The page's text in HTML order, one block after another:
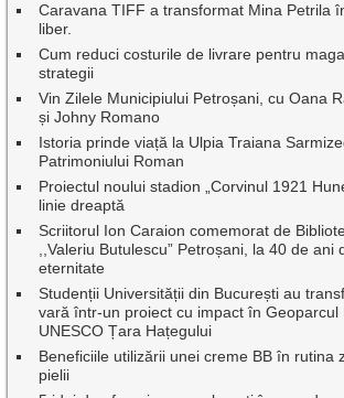
Caravana TIFF a transformat Mina Petrila
liber.
Cum reduci costurile de livrare pentru
strategii
Vin Zilele Municipiului Petroșani, cu Oana
și Johny Romano
Istoria prinde viață la Ulpia Traiana
Patrimoniului Roman
Proiectul noului stadion „Corvinul 1921
linie dreaptă
Scriitorul Ion Caraion comemorat de
,,Valeriu Butulescu” Petroșani, la 40 de
eternitate
Studenții Universității din București au
vară într-un proiect cu impact în Geoparcul
UNESCO Țara Hațegului
Beneficiile utilizării unei creme BB în rutina
pielii